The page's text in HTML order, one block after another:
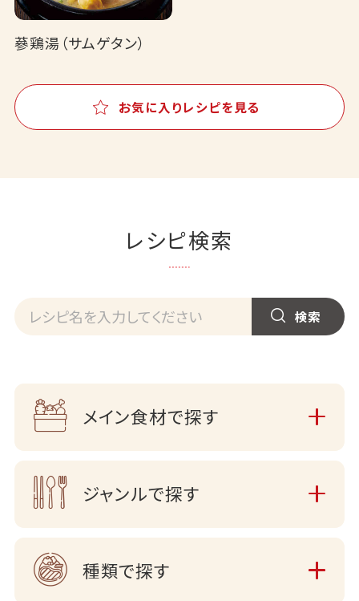
蔘鶏湯（サムゲタン）
お気に入りレシピを見る
レシピ検索
メイン食材で探す
ジャンルで探す
種類で探す